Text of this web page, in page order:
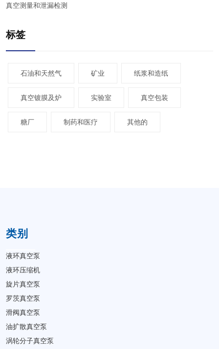
真空测量和泄漏检测
标签
石油和天然气 矿业 纸浆和造纸
真空镀膜及炉 实验室 真空包装
糖厂 制药和医疗 其他的
类别
液环真空泵
液环压缩机
旋片真空泵
罗茨真空泵
滑阀真空泵
油扩散真空泵
涡轮分子真空泵